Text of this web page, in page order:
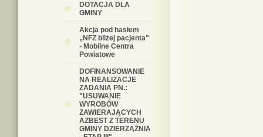
DOTACJA DLA
GMINY
Akcja pod hasłem
„NFZ bliżej pacjenta"
- Mobilne Centra
Powiatowe
DOFINANSOWANIE
NA REALIZACJE
ZADANIA PN.:
"USUWANIE
WYROBÓW
ZAWIERAJĄCYCH
AZBEST Z TERENU
GMINY DZIERZĄŻNIA